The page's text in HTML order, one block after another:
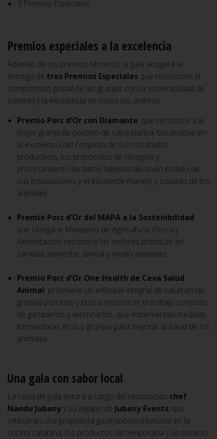
3 Premios Especiales
Premios especiales a la excelencia
Además de los premios técnicos, la gala acogerá la
entrega de tres Premios Especiales que reconocen el
compromiso global de las granjas con la sostenibilidad, la
sanidad y la excelencia en todos los ámbitos:
Premio Porc d’Or con Diamante: que reconoce a la
mejor granja de porcino de capa blanca, basándose en
la excelencia del conjunto de sus resultados
productivos, los protocolos de recogida y
procesamiento de datos además del buen estado de
sus instalaciones y el excelente manejo y cuidado de los
animales.
Premio Porc d’Or del MAPA a la Sostenibilidad:
que otorga el Ministerio de Agricultura, Pesca y
Alimentación, reconoce las mejores prácticas en
sanidad, bienestar animal y medio ambiente.
Premio Porc d’Or One Health de Ceva Salud
Animal: promueve un enfoque integral de salud en las
granjas porcinas y busca reconocer el trabajo conjunto
de ganaderos y veterinarios, que implementan medidas
innovadoras en sus granjas para mejorar la salud de los
animales.
Una gala con sabor local
La cena de gala estará a cargo del reconocido chef
Nandu Jubanyy su equipo de Jubany Events, que
ofrecerán una propuesta gastronómica basada en la
cocina catalana, los productos de temporada y un servicio